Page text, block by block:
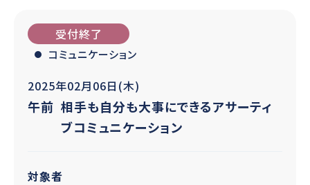
受付終了
コミュニケーション
2025年02月06日(木)
午前 相手も自分も大事にできるアサーティ
ブコミュニケーション
対象者